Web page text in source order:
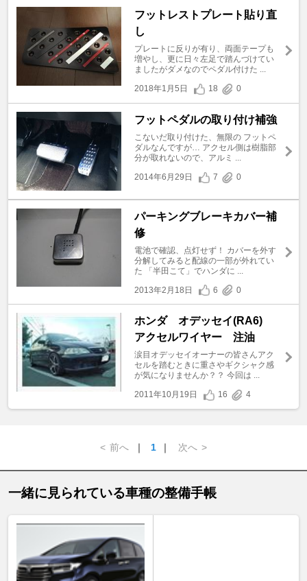
フットレストプレート貼り直
し
プレートに反りが有り、両面テープも
増やし、更に日々左足で踏んづけてい
ましたがダメなのでペダル付けた ...
2018年1月5日
18 0
フットペダルの取り付け補強
こないだ取り付けた、無限の フットペ
ダルなんですが… アクセル側は樹脂部
分が取れないので、アルミ ...
2014年6月29日
7 0
パーキングブレーキカバー補
修
電池で確認、点灯せず！ カバーを外す
分解してみると配線の一部が外れてい
た 「半田こて」でハンダに ...
2013年2月18日
6 0
ホンダ オデッセイ(RA6)
アクセルワイヤー 注油
涙目オデッセイオーナーの皆さんアク
セルを踏むときに重さやギクシャク感
が気になりませんか？？ 今回は ...
2011年10月19日
16 4
< 前へ ｜ 1 ｜ 次へ >
一緒に見られている車種の整備手帳